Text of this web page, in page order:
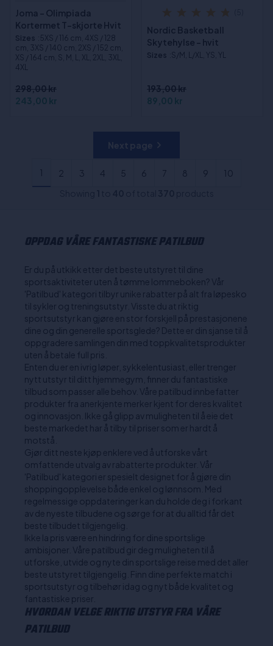
Joma - Olimpiada
Kortermet T-skjorte Hvit
Sizes :5XS / 116 cm, 4XS / 128
cm, 3XS / 140 cm, 2XS / 152 cm,
XS / 164 cm, S, M, L, XL, 2XL, 3XL,
4XL
298,00 kr
243,00 kr
Nordic Basketball
Skytehylse - hvit
Sizes :S/M, L/XL, YS, YL
193,00 kr
89,00 kr
1 2 3 4 5 6 7 8 9
10
OPPDAG VÅRE FANTASTISKE PATILBUD
Er du på utkikk etter det beste utstyret til dine
sportsaktiviteter uten å tømme lommeboken? Vår
'Patilbud' kategori tilbyr unike rabatter på alt fra løpesko
til sykler og treningsutstyr. Visste du at riktig
sportsutstyr kan gjøre en stor forskjell på prestasjonene
dine og din generelle sportsglede? Dette er din sjanse til å
oppgradere samlingen din med toppkvalitetsprodukter
uten å betale full pris.
Enten du er en ivrig løper, sykkelentusiast, eller trenger
nytt utstyr til ditt hjemmegym, finner du fantastiske
tilbud som passer alle behov. Våre patilbud innbefatter
produkter fra anerkjente merker kjent for deres kvalitet
og innovasjon. Ikke gå glipp av muligheten til å eie det
beste markedet har å tilby til priser som er hardt å
motstå.
Gjør ditt neste kjøp enklere ved å utforske vårt
omfattende utvalg av rabatterte produkter. Vår
'Patilbud' kategori er spesielt designet for å gjøre din
shoppingopplevelse både enkel og lønnsom. Med
regelmessige oppdateringer kan du holde deg i forkant
av de nyeste tilbudene og sørge for at du alltid får det
beste tilbudet tilgjengelig.
Ikke la pris være en hindring for dine sportslige
ambisjoner. Våre patilbud gir deg muligheten til å
utforske, utvide og nyte din sportslige reise med det aller
beste utstyret tilgjengelig. Finn dine perfekte match i
sportsutstyr og tilbehør idag og nyt både kvalitet og
fantastiske priser.
HVORDAN VELGE RIKTIG UTSTYR FRA VÅRE
PATILBUD